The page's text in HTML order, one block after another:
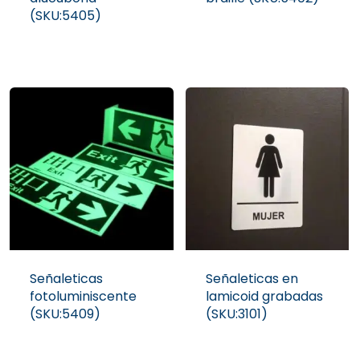
(SKU:5405)
Señaleticas
fotoluminiscente
(SKU:5409)
Señaleticas en
lamicoid grabadas
(SKU:3101)